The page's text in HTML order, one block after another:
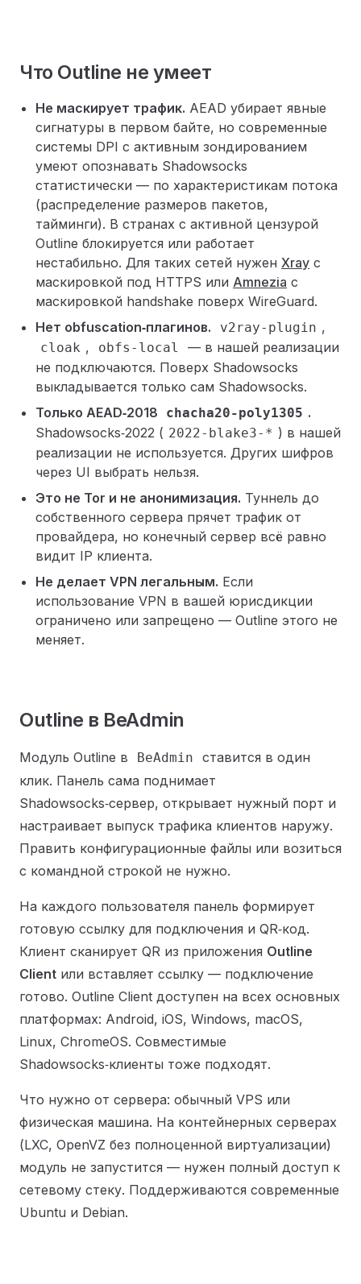
Что Outline не умеет
Не маскирует трафик. AEAD убирает явные
сигнатуры в первом байте, но современные
системы DPI с активным зондированием
умеют опознавать Shadowsocks
статистически — по характеристикам потока
(распределение размеров пакетов,
тайминги). В странах с активной цензурой
Outline блокируется или работает
нестабильно. Для таких сетей нужен Xray с
маскировкой под HTTPS или Amnezia с
маскировкой handshake поверх WireGuard.
Нет obfuscation‑плагинов.
v2ray-plugin ,
cloak , obfs-local
— в нашей реализации
не подключаются. Поверх Shadowsocks
выкладывается только сам Shadowsocks.
Только AEAD‑2018
chacha20-poly1305 .
Shadowsocks‑2022 ( 2022-blake3-* ) в нашей
реализации не используется. Других шифров
через UI выбрать нельзя.
Это не Tor и не анонимизация. Туннель до
собственного сервера прячет трафик от
провайдера, но конечный сервер всё равно
видит IP клиента.
Не делает VPN легальным. Если
использование VPN в вашей юрисдикции
ограничено или запрещено — Outline этого не
меняет.
Outline в BeAdmin
Модуль Outline в BeAdmin
ставится в один
клик. Панель сама поднимает
Shadowsocks‑сервер, открывает нужный порт и
настраивает выпуск трафика клиентов наружу.
Править конфигурационные файлы или возиться
с командной строкой не нужно.
На каждого пользователя панель формирует
готовую ссылку для подключения и QR‑код.
Клиент сканирует QR из приложения Outline
Client или вставляет ссылку — подключение
готово. Outline Client доступен на всех основных
платформах: Android, iOS, Windows, macOS,
Linux, ChromeOS. Совместимые
Shadowsocks‑клиенты тоже подходят.
Что нужно от сервера: обычный VPS или
физическая машина. На контейнерных серверах
(LXC, OpenVZ без полноценной виртуализации)
модуль не запустится — нужен полный доступ к
сетевому стеку. Поддерживаются современные
Ubuntu и Debian.